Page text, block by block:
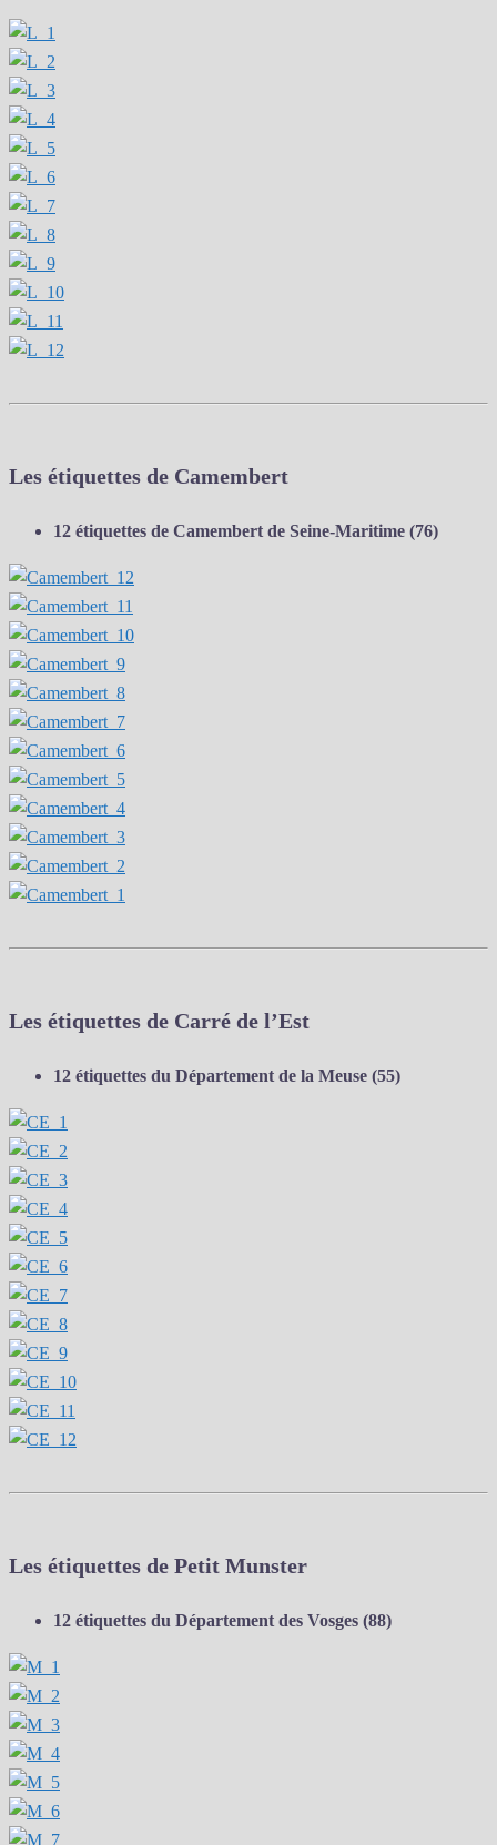
Les étiquettes de Camembert
12 étiquettes de Camembert de Seine-Maritime (76)
Les étiquettes de Carré de l’Est
12 étiquettes du Département de la Meuse (55)
Les étiquettes de Petit Munster
12 étiquettes du Département des Vosges (88)